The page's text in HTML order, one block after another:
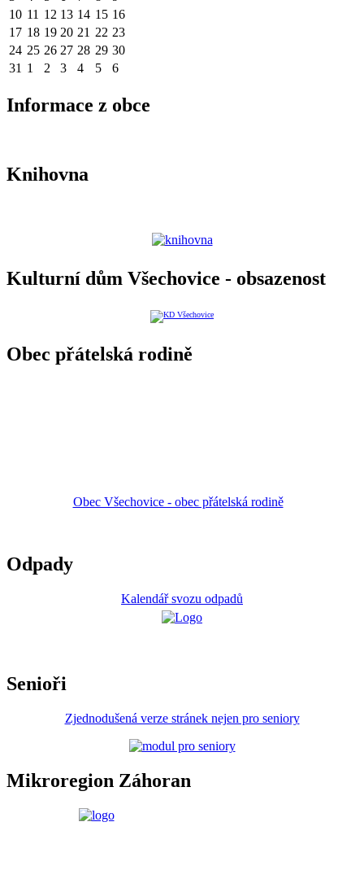
10 11 12 13 14 15 16
17 18 19 20 21 22 23
24 25 26 27 28 29 30
31 1 2 3 4 5 6
Informace z obce
Knihovna
Kulturní dům Všechovice - obsazenost
Obec přátelská rodině
Obec Všechovice - obec přátelská rodině
Odpady
Kalendář svozu odpadů
Senioři
Zjednodušená verze stránek nejen pro seniory
Mikroregion Záhoran